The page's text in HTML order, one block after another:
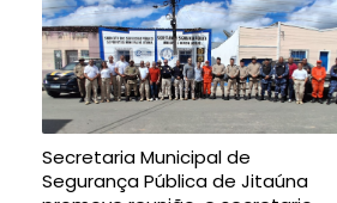
Secretaria Municipal de
Segurança Pública de Jitaúna